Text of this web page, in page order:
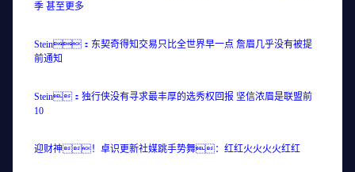
季 甚至更多
Stein：东契奇得知交易只比全世界早一点 詹眉几乎没有被提
前通知
Stein：独行侠没有寻求最丰厚的选秀权回报 坚信浓眉是联盟前
10
迎财神！卓识更新社媒跳手势舞：红红火火火火红红